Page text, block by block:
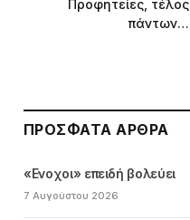
Προφητείες, τέλος
πάντων…
ΠΡΌΣΦΑΤΑ ΆΡΘΡΑ
«Ενοχοι» επειδή βολεύει
7 Αυγούστου 2026